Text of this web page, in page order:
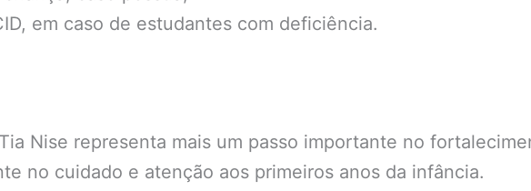
em caso de estudantes com deficiência.
Nise representa mais um passo importante no
no cuidado e atenção aos primeiros anos da infância.